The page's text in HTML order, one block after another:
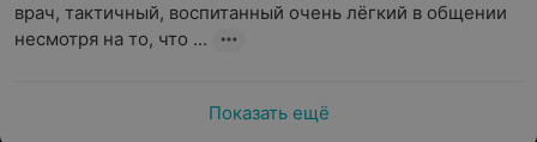
врач, тактичный, воспитанный очень лёгкий в общении
несмотря на то, что ...
Показать ещё